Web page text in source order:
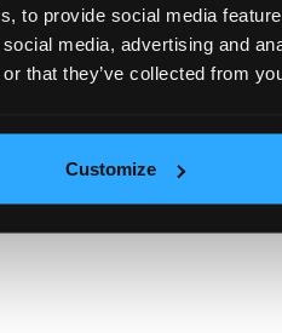
to provide social media
media, advertising and
that they’ve collected from
Customize